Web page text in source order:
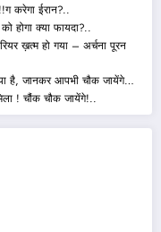
करेगा ईरान?..
होगा क्या फायदा?..
ख़त्म हो गया – अर्चना पूरन
है, जानकर आपभी चौक जायेंगे…
! चौंक चौक जायेंगे!..